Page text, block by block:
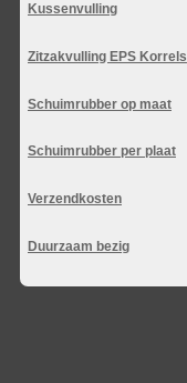
Kussenvulling
Zitzakvulling EPS Korrels
Schuimrubber op maat
Schuimrubber per plaat
Verzendkosten
Duurzaam bezig